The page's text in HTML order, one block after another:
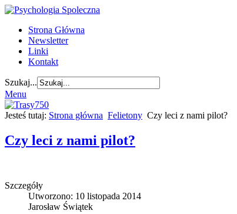
Strona Główna
Newsletter
Linki
Kontakt
Szukaj...
Menu
Jesteś tutaj: Strona główna Felietony Czy leci z nami pilot?
Czy leci z nami pilot?
Szczegóły
Utworzono: 10 listopada 2014
Jarosław Świątek